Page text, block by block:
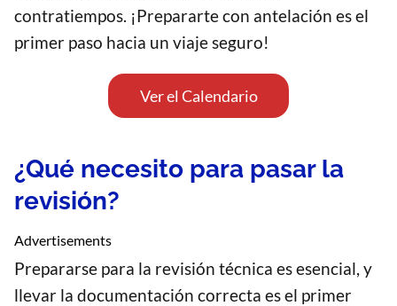
contratiempos. ¡Prepararte con antelación es el
primer paso hacia un viaje seguro!
Ver el Calendario
¿Qué necesito para pasar la
revisión?
Advertisements
Prepararse para la revisión técnica es esencial, y
llevar la documentación correcta es el primer